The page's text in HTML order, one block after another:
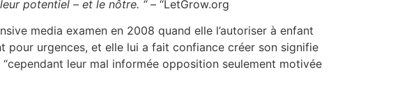
potentiel – et le nôtre. “– “LetGrow.org
media examen en 2008 quand elle l’autoriser à enfant
pour urgences, et elle lui a fait confiance créer son signifie
leur mal informée opposition seulement motivée